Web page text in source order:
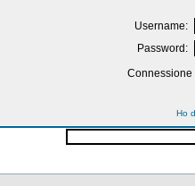
Username:
Password:
Ho